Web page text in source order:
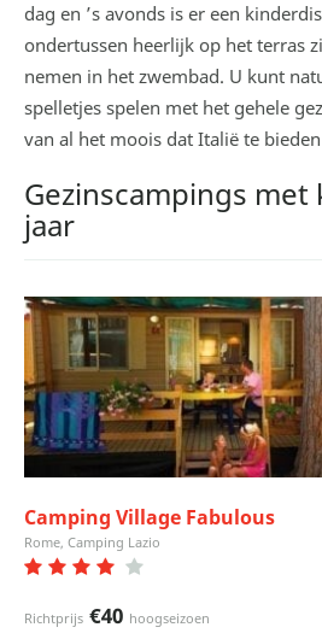
dag en ’s avonds is er een
ondertussen heerlijk op het terras
nemen in het zwembad. U kunt
spelletjes spelen met het gehele
van al het moois dat Italië te
Gezinscampings met
jaar
Camping Village Fabulous
Rome, Camping Lazio
Richtprijs €40 hoogseizoen